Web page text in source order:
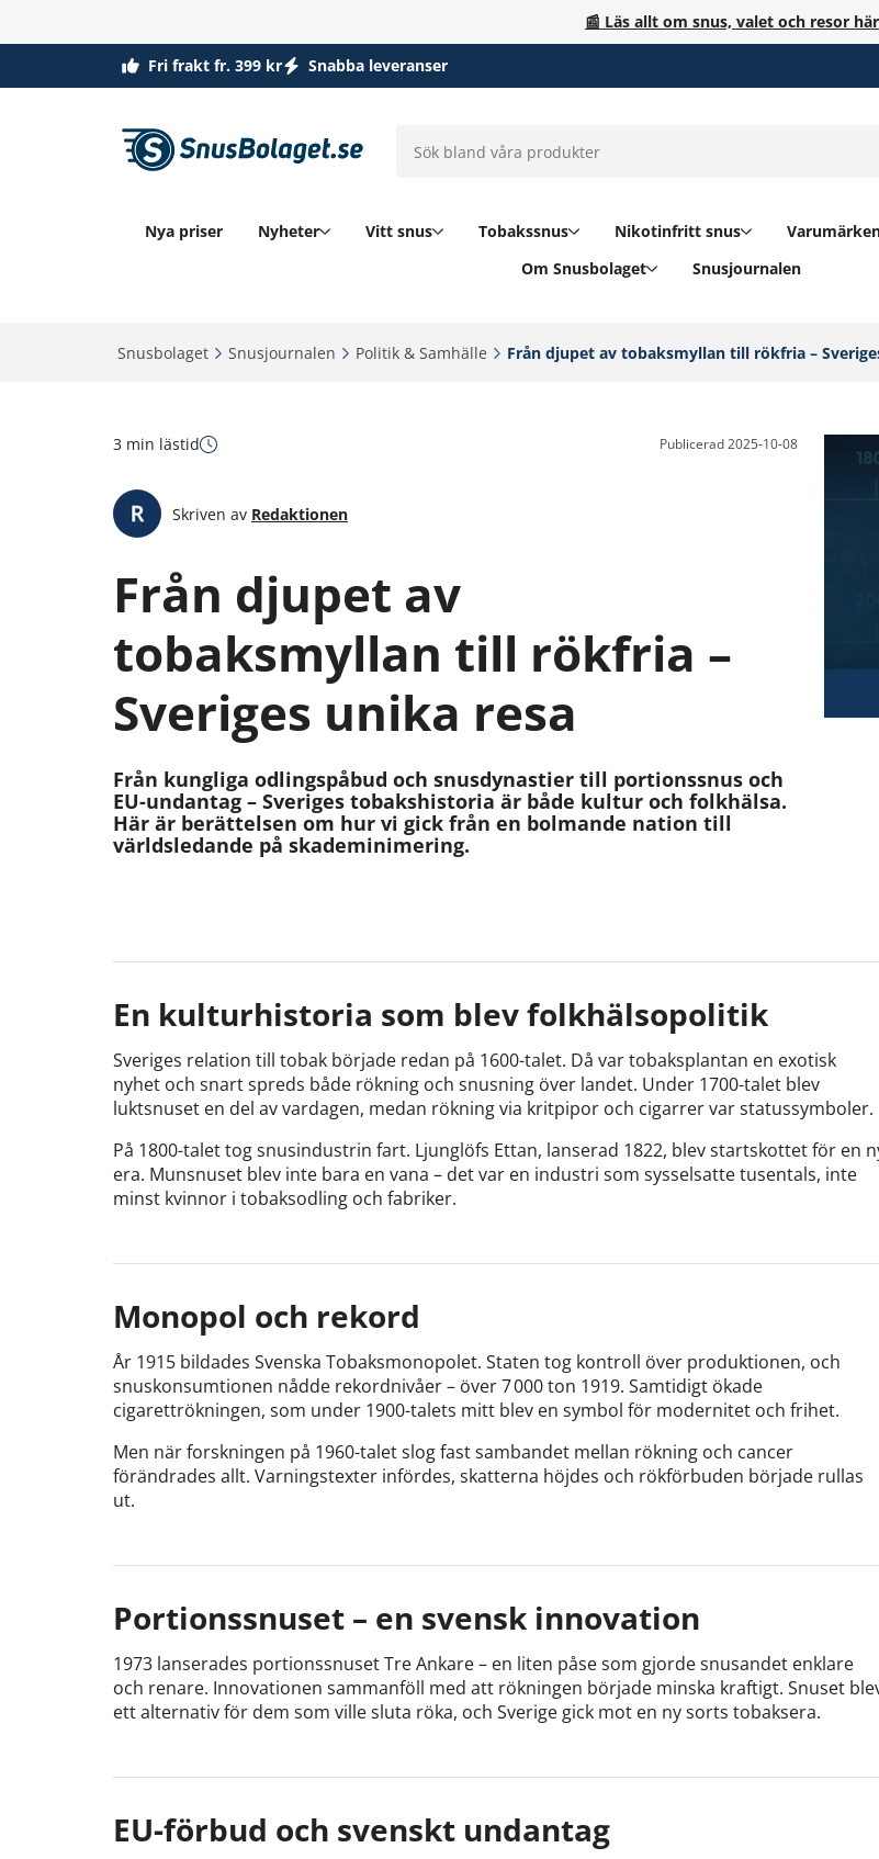
📰 Läs allt om snus, valet och resor här
Fri frakt fr. 399 kr Snabba leveranser
Nya priser Nyheter Vitt snus Tobakssnus Nikotinfritt snus
Om Snusbolaget
Snusjournalen
Snusbolaget‎ Snusjournalen‎ Politik & Samhälle‎ Från djupet av tobaksmyllan till rökfria –
3 min lästid Publicerad2025-10-08
Skriven av Redaktionen
Från djupet av
tobaksmyllan till rökfria –
Sveriges unika resa
Från kungliga odlingspåbud och snusdynastier till portionssnus och
EU-undantag – Sveriges tobakshistoria är både kultur och folkhälsa.
Här är berättelsen om hur vi gick från en bolmande nation till
världsledande på skademinimering.
En kulturhistoria som blev folkhälsopolitik
Sveriges relation till tobak började redan på 1600-talet. Då var tobaksplantan en exotisk
nyhet och snart spreds både rökning och snusning över landet. Under 1700-talet blev
luktsnuset en del av vardagen, medan rökning via kritpipor och cigarrer var statussymboler.
På 1800-talet tog snusindustrin fart. Ljunglöfs Ettan, lanserad 1822, blev startskottet för en
era. Munsnuset blev inte bara en vana – det var en industri som sysselsatte tusentals, inte
minst kvinnor i tobaksodling och fabriker.
Monopol och rekord
År 1915 bildades Svenska Tobaksmonopolet. Staten tog kontroll över produktionen, och
snuskonsumtionen nådde rekordnivåer – över 7 000 ton 1919. Samtidigt ökade
cigarettrökningen, som under 1900-talets mitt blev en symbol för modernitet och frihet.
Men när forskningen på 1960-talet slog fast sambandet mellan rökning och cancer
förändrades allt. Varningstexter infördes, skatterna höjdes och rökförbuden började rullas
ut.
Portionssnuset – en svensk innovation
1973 lanserades portionssnuset Tre Ankare – en liten påse som gjorde snusandet enklare
och renare. Innovationen sammanföll med att rökningen började minska kraftigt. Snuset
ett alternativ för dem som ville sluta röka, och Sverige gick mot en ny sorts tobaksera.
EU-förbud och svenskt undantag